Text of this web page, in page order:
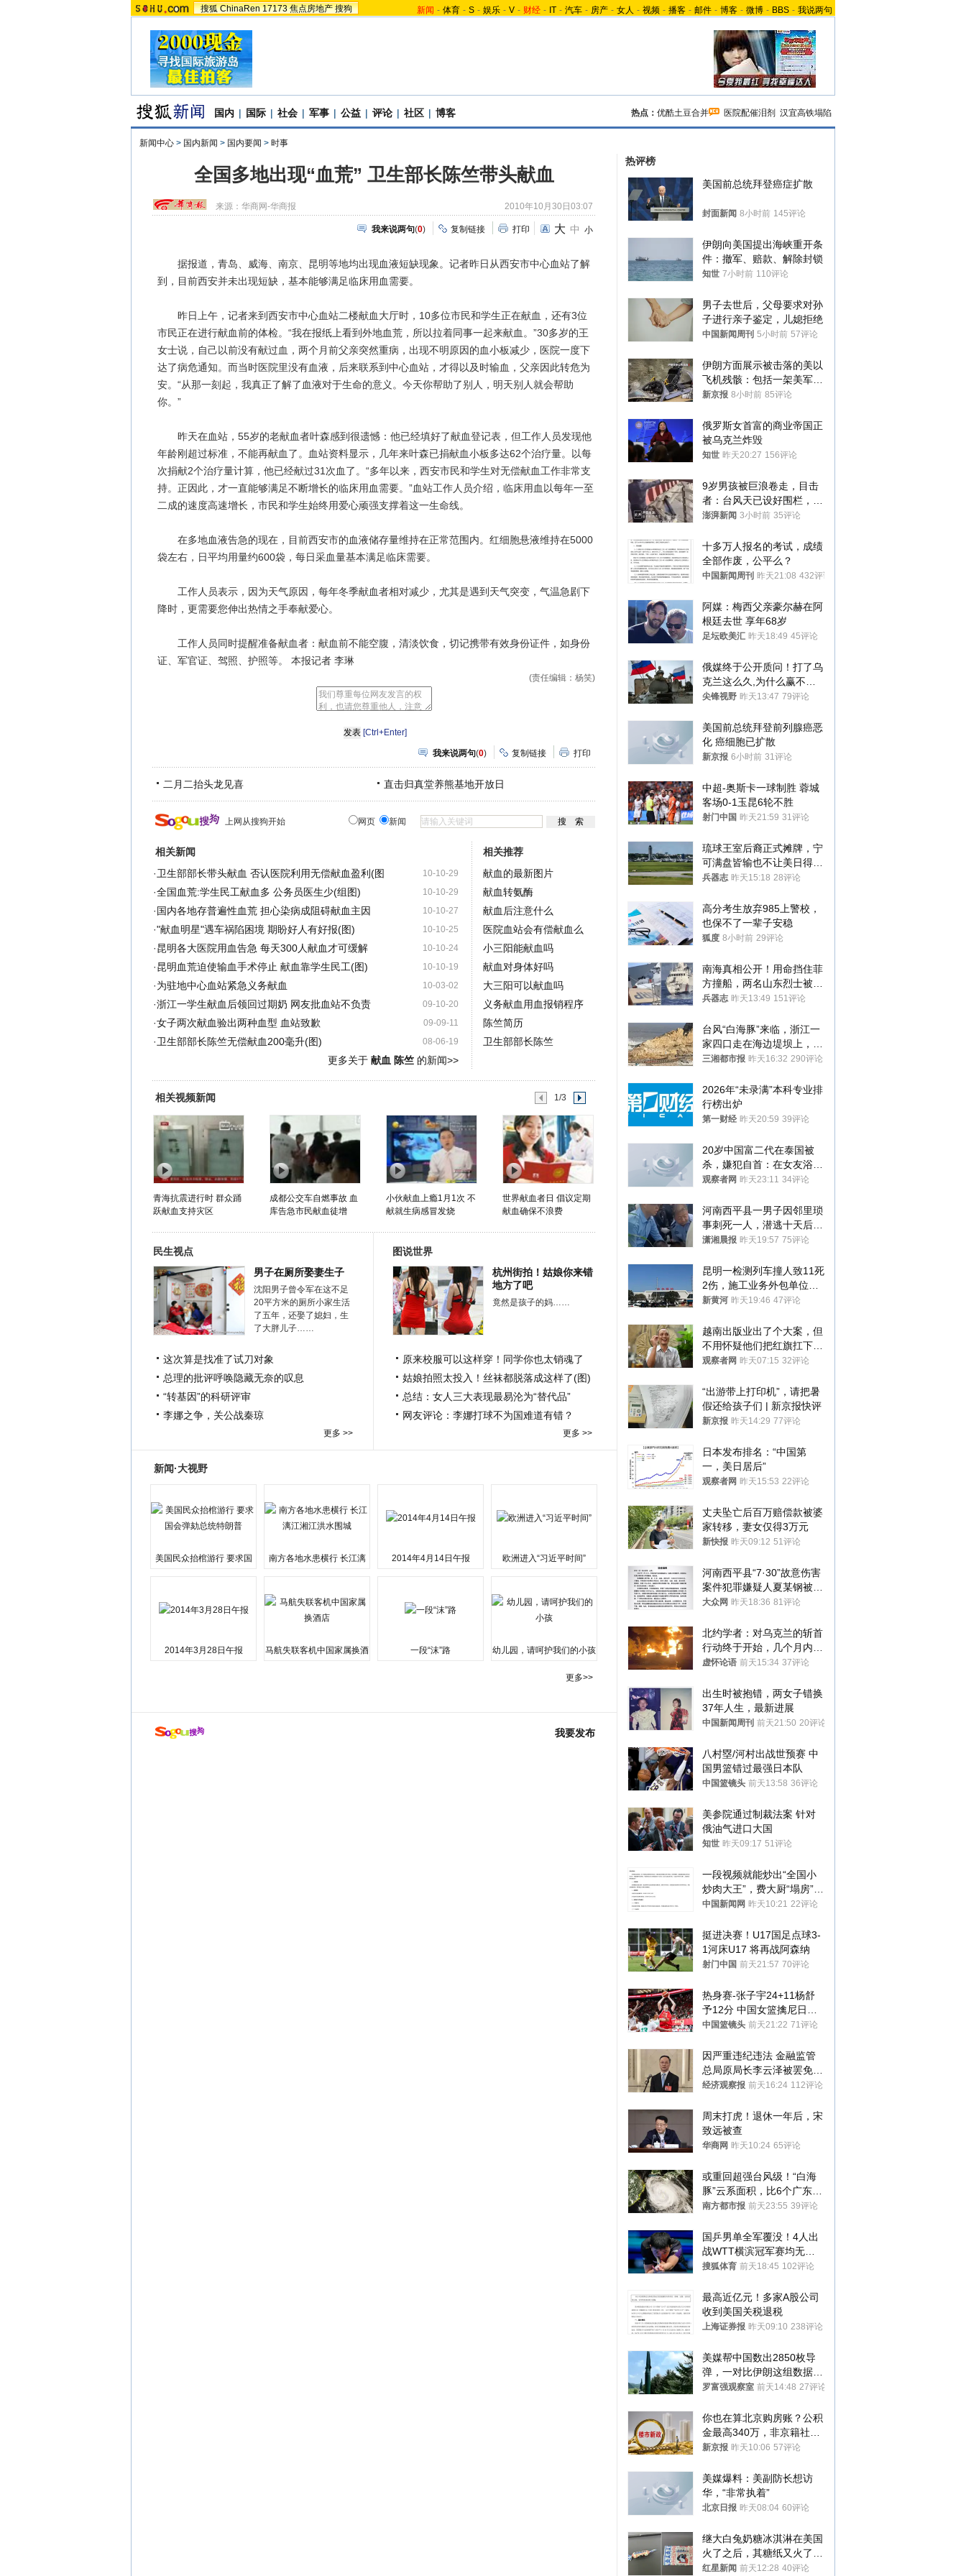
搜狐 ChinaRen 17173 焦点房地产 搜狗 新闻 - 体育 - S - 娱乐 - V - 财经 - IT - 汽车 - 房产 - 女人 - 视频 - 播客 - 邮件 - 博客 - 微博 - BBS - 我说两句
国内 | 国际 | 社会 | 军事 | 公益 | 评论 | 社区 | 博客 热点： 优酷土豆合并 医院配催泪剂 汉宜高铁塌陷
新闻中心 > 国内新闻 > 国内要闻 > 时事
全国多地出现“血荒” 卫生部长陈竺带头献血
来源： 华商网-华商报 2010年10月30日03:07
我来说两句(0) 复制链接 打印 大 中 小
据报道，青岛、威海、南京、昆明等地均出现血液短缺现象。记者昨日从西安市中心血站了解
到，目前西安并未出现短缺，基本能够满足临床用血需要。
昨日上午，记者来到西安市中心血站二楼献血大厅时，10多位市民和学生正在献血，还有3位
市民正在进行献血前的体检。“我在报纸上看到外地血荒，所以拉着同事一起来献血。”30多岁的王
女士说，自己以前没有献过血，两个月前父亲突然重病，出现不明原因的血小板减少，医院一度下
达了病危通知。而当时医院里没有血液，后来联系到中心血站，才得以及时输血，父亲因此转危为
安。“从那一刻起，我真正了解了血液对于生命的意义。今天你帮助了别人，明天别人就会帮助
你。”
昨天在血站，55岁的老献血者叶森感到很遗憾：他已经填好了献血登记表，但工作人员发现他
年龄刚超过标准，不能再献血了。血站资料显示，几年来叶森已捐献血小板多达62个治疗量。以每
次捐献2个治疗量计算，他已经献过31次血了。“多年以来，西安市民和学生对无偿献血工作非常支
持。正因此，才一直能够满足不断增长的临床用血需要。”血站工作人员介绍，临床用血以每年一至
二成的速度高速增长，市民和学生始终用爱心顽强支撑着这一生命线。
在多地血液告急的现在，目前西安市的血液储存量维持在正常范围内。红细胞悬液维持在5000
袋左右，日平均用量约600袋，每日采血量基本满足临床需要。
工作人员表示，因为天气原因，每年冬季献血者相对减少，尤其是遇到天气突变，气温急剧下
降时，更需要您伸出热情之手奉献爱心。
工作人员同时提醒准备献血者：献血前不能空腹，清淡饮食，切记携带有效身份证件，如身份
证、军官证、驾照、护照等。 本报记者 李琳
(责任编辑：杨笑)
[Ctrl+Enter]
我来说两句(0) 复制链接 打印
二月二抬头龙见喜 直击归真堂养熊基地开放日
上网从搜狗开始 网页 新闻
相关新闻
10-10-29
·卫生部部长带头献血 否认医院利用无偿献血盈利(图
10-10-29
·全国血荒:学生民工献血多 公务员医生少(组图)
10-10-27
· 国内各地存普遍性血荒 担心染病成阻碍献血主因
10-10-25
·"献血明星"遇车祸陷困境 期盼好人有好报(图)
10-10-24
·昆明各大医院用血告急 每天300人献血才可缓解
10-10-19
·昆明血荒迫使输血手术停止 献血靠学生民工(图)
10-03-02
·为驻地中心血站紧急义务献血
09-10-20
·浙江一学生献血后领回过期奶 网友批血站不负责
09-09-11
·女子两次献血验出两种血型 血站致歉
08-06-19
·卫生部部长陈竺无偿献血200毫升(图)
更多关于 献血 陈竺的新闻>>
相关推荐
献血的最新图片
献血转氨酶
献血后注意什么
医院血站会有偿献血么
小三阳能献血吗
献血对身体好吗
大三阳可以献血吗
义务献血用血报销程序
陈竺简历
卫生部部长陈竺
相关视频新闻 1/3
青海抗震进行时 群众踊
跃献血支持灾区
成都公交车自燃事故 血
库告急市民献血徒增
小伙献血上瘾1月1次 不
献就生病感冒发烧
世界献血者日 倡议定期
献血确保不浪费
民生视点
男子在厕所娶妻生子
沈阳男子曾令军在这不足
20平方米的厕所小家生活
了五年，还娶了媳妇，生
了大胖儿子……
这次算是找准了试刀对象
总理的批评呼唤隐藏无奈的叹息
“转基因”的科研评审
李娜之争，关公战秦琼
更多 >>
图说世界
杭州街拍！姑娘你来错
地方了吧
竟然是孩子的妈……
原来校服可以这样穿！同学你也太销魂了
姑娘拍照太投入！丝袜都脱落成这样了(图)
总结：女人三大表现最易沦为“替代品”
网友评论：李娜打球不为国难道有错？
更多 >>
新闻·大视野
美国民众抬棺游行 要求国
南方各地水患横行 长江漓
2014年4月14日午报 欧洲进入“习近平时间”
2014年3月28日午报
马航失联客机中国家属换酒
一段“沫”路 幼儿园，请呵护我们的小孩
更多>>
我要发布
热评榜
美国前总统拜登癌症扩散
封面新闻 8小时前 145评论
伊朗向美国提出海峡重开条
件：撤军、赔款、解除封锁
知世 7小时前 110评论
男子去世后，父母要求对孙
子进行亲子鉴定，儿媳拒绝
中国新闻周刊 5小时前 57评论
伊朗方面展示被击落的美以
飞机残骸：包括一架美军F-
15战斗机残骸以及多架无人
新京报 8小时前 85评论
俄罗斯女首富的商业帝国正
被乌克兰炸毁
知世 昨天20:27 156评论
9岁男孩被巨浪卷走，目击
者：台风天已设好围栏，一
家四口翻入时保安曾喊话劝
澎湃新闻 3小时前 35评论
十多万人报名的考试，成绩
全部作废，公平么？
中国新闻周刊 昨天21:08 432评论
阿媒：梅西父亲豪尔赫在阿
根廷去世 享年68岁
足坛欧美汇 昨天18:49 45评论
俄媒终于公开质问！打了乌
克兰这么久,为什么赢不了?
答案令人沉默
尖锋视野 昨天13:47 79评论
美国前总统拜登前列腺癌恶
化 癌细胞已扩散
新京报 6小时前 31评论
中超-奥斯卡一球制胜 蓉城
客场0-1玉昆6轮不胜
射门中国 昨天21:59 31评论
琉球王室后裔正式摊牌，宁
可满盘皆输也不让美日得
逞，中国成关键
兵器志 昨天15:18 28评论
高分考生放弃985上警校，
也保不了一辈子安稳
狐度 8小时前 29评论
南海真相公开！用命挡住菲
方撞船，两名山东烈士被授
武警最高荣誉
兵器志 昨天13:49 151评论
台风“白海豚”来临，浙江一
家四口走在海边堤坝上，其
中9岁男孩被巨浪卷入海
三湘都市报 昨天16:32 290评论
2026年“未录满”本科专业排
行榜出炉
第一财经 昨天20:59 39评论
20岁中国富二代在泰国被
杀，嫌犯自首：在女友浴室
看到他
观察者网 昨天23:11 34评论
河南西平县一男子因邻里琐
事刺死一人，潜逃十天后在
十多公里外一片玉米地里落
潇湘晨报 昨天19:57 75评论
昆明一检测列车撞人致11死
2伤，施工业务外包单位被
罚1.5万元，国铁昆明局被
新黄河 昨天19:46 47评论
越南出版业出了个大案，但
不用怀疑他们把红旗扛下去
的决心
观察者网 昨天07:15 32评论
“出游带上打印机”，请把暑
假还给孩子们 | 新京报快评
新京报 昨天14:29 77评论
日本发布排名：“中国第
一，美日居后”
观察者网 昨天15:53 22评论
丈夫坠亡后百万赔偿款被婆
家转移，妻女仅得3万元
新快报 昨天09:12 51评论
河南西平县“7·30”故意伤害
案件犯罪嫌疑人夏某钢被抓
获
大众网 昨天18:36 81评论
北约学者：对乌克兰的斩首
行动终于开始，几个月内乌
将投降
虚怀论语 前天15:34 37评论
出生时被抱错，两女子错换
37年人生，最新进展
中国新闻周刊 前天21:50 20评论
八村塁/河村出战世预赛 中
国男篮错过最强日本队
中国篮镜头 前天13:58 36评论
美参院通过制裁法案 针对
俄油气进口大国
知世 昨天09:17 51评论
一段视频就能炒出“全国小
炒肉大王”，费大厨“塌房”了
吗？
中国新闻网 昨天10:21 22评论
挺进决赛！U17国足点球3-
1河床U17 将再战阿森纳
射门中国 前天21:57 70评论
热身赛-张子宇24+11杨舒
予12分 中国女篮擒尼日利
亚
中国篮镜头 前天21:22 71评论
因严重违纪违法 金融监管
总局原局长李云泽被罢免全
国人大代表
经济观察报 前天16:24 112评论
周末打虎！退休一年后，宋
致远被查
华商网 昨天10:24 65评论
或重回超强台风级！“白海
豚”云系面积，比6个广东还
大！深圳官方：注意这件事
南方都市报 前天23:55 39评论
国乒男单全军覆没！4人出
战WTT横滨冠军赛均无缘
八强
搜狐体育 前天18:45 102评论
最高近亿元！多家A股公司
收到美国关税退税
上海证券报 昨天09:10 238评论
美媒帮中国数出2850枚导
弹，一对比伊朗这组数据，
发现出大事了
罗富强观察室 前天14:48 27评论
你也在算北京购房账？公积
金最高340万，非京籍社保
1年
新京报 昨天10:06 57评论
美媒爆料：美副防长想访
华，“非常执着”
北京日报 昨天08:04 60评论
继大白兔奶糖冰淇淋在美国
火了之后，其糖纸又火了！
海外博主盛赞：平面设计经
红星新闻 前天12:28 40评论